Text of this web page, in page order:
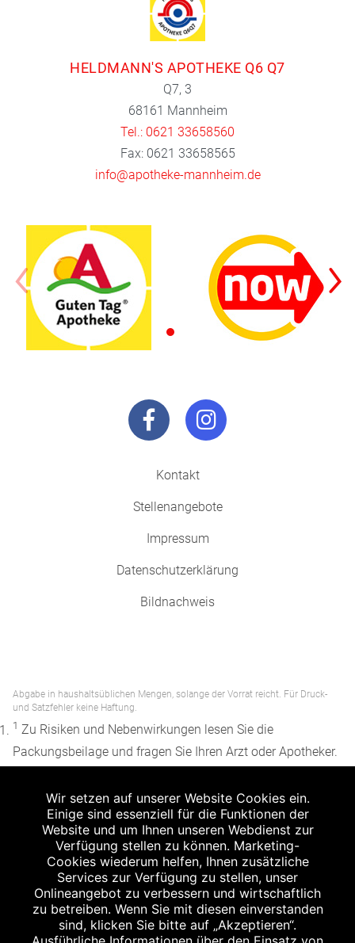
HELDMANN'S APOTHEKE Q6 Q7
Q7, 3
68161 Mannheim
Tel.: 0621 33658560
Fax: 0621 33658565
info@apotheke-mannheim.de
Kontakt
Stellenangebote
Impressum
Datenschutzerklärung
Bildnachweis
Abgabe in haushaltsüblichen Mengen, solange der Vorrat reicht. Für Druck-
und Satzfehler keine Haftung.
1 Zu Risiken und Nebenwirkungen lesen Sie die
Packungsbeilage und fragen Sie Ihren Arzt oder Apotheker.
Apothekenerstattungspreis (AEP). Der AEP ist keine
unverbindliche Preisempfehlung der Hersteller. Der AEP ist
ein von den Apotheken in Ansatz gebrachter Preis für
rezeptfreie Arzneimittel. Er entspricht in der Höhe dem für
Apotheken verbindlichen Abgabepreis, zu dem eine
Apotheke in bestimmten Fällen (z.B. bei Kindern unter 12
Jahren) das Produkt mit der gesetzlichen
Wir setzen auf unserer Website Cookies ein.
Einige sind essenziell für die Funktionen der
Website und um Ihnen unseren Webdienst zur
Verfügung stellen zu können. Marketing-
Cookies wiederum helfen, Ihnen zusätzliche
Services zur Verfügung zu stellen, unser
Onlineangebot zu verbessern und wirtschaftlich
zu betreiben. Wenn Sie mit diesen einverstanden
sind, klicken Sie bitte auf „Akzeptieren“.